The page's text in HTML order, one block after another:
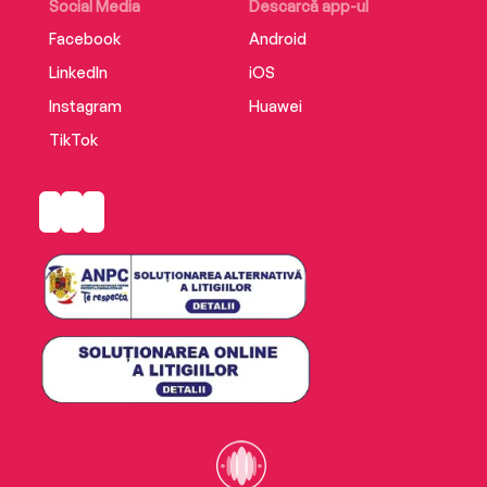
Social Media
Facebook
LinkedIn
Instagram
TikTok
Descarcă app-ul
Android
iOS
Huawei